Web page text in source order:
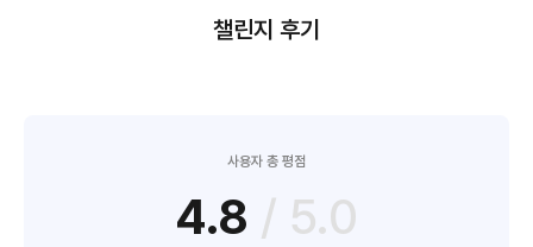
챌린지 후기
사용자 총 평점
4.8 / 5.0